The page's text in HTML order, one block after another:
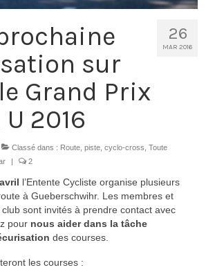
1987
à 2007
F.F.C.
Photos
26
MAR 2016
sur
Grand Prix
U 2016
Classé dans : Route, piste, cyclo-cross, Toute
2
l’Entente Cycliste organise plusieurs
à Gueberschwihr. Les membres et
sont invités à prendre contact avec
pour nous aider dans la tâche
des courses.
les courses :